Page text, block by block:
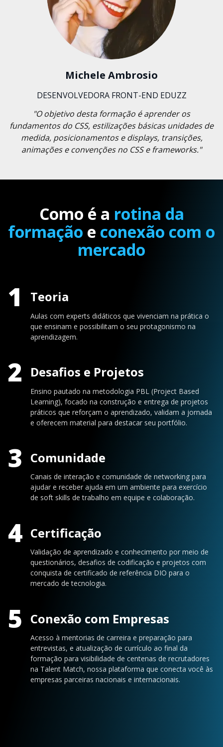
Michele Ambrosio
DESENVOLVEDORA FRONT-END EDUZZ
"O objetivo desta formação é aprender os
fundamentos do CSS, estilizações básicas unidades de
medida, posicionamentos e displays, transições,
animações e convenções no CSS e frameworks."
Como é a rotina da
formação e conexão com o
mercado
1 Teoria
Aulas com experts didáticos que vivenciam na prática o
que ensinam e possibilitam o seu protagonismo na
aprendizagem.
2 Desafios e Projetos
Ensino pautado na metodologia PBL (Project Based
Learning), focado na construção e entrega de projetos
práticos que reforçam o aprendizado, validam a jornada
e oferecem material para destacar seu portfólio.
3 Comunidade
Canais de interação e comunidade de networking para
ajudar e receber ajuda em um ambiente para exercício
de soft skills de trabalho em equipe e colaboração.
4 Certificação
Validação de aprendizado e conhecimento por meio de
questionários, desafios de codificação e projetos com
conquista de certificado de referência DIO para o
mercado de tecnologia.
5 Conexão com Empresas
Acesso à mentorias de carreira e preparação para
entrevistas, e atualização de currículo ao final da
formação para visibilidade de centenas de recrutadores
na Talent Match, nossa plataforma que conecta você às
empresas parceiras nacionais e internacionais.